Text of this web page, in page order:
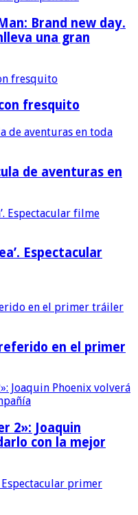
Brand new day.
una gran
con fresquito
de aventuras en
Espectacular
en el primer
2»: Joaquin
con la mejor